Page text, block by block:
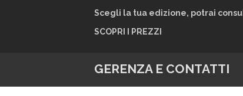
Scegli la tua edizione, potrai
SCOPRI I PREZZI
GERENZA E CONTATTI